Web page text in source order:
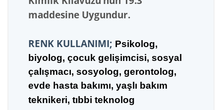
maddesine Uygundur.
RENK KULLANIMI; Psikolog,
biyolog, çocuk gelişimcisi, sosyal
çalışmacı, sosyolog, gerontolog,
evde hasta bakımı, yaşlı bakım
teknikeri, tıbbi teknolog